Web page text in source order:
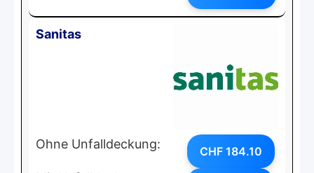
Sanitas
Ohne Unfalldeckung: CHF 184.10